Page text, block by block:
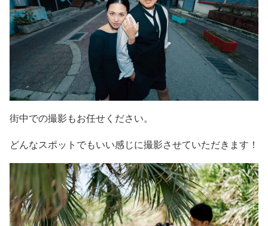
街中での撮影もお任せください。
どんなスポットでもいい感じに撮影させていただきます！